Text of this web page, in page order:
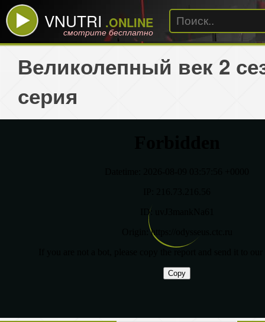
VNUTRI .ONLINE
смотрите бесплатно
Великолепный век 2
серия